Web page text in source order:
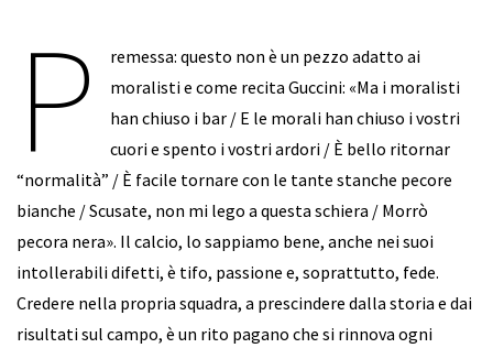
P
remessa: questo non è un pezzo adatto ai
moralisti e come recita Guccini: «Ma i moralisti
han chiuso i bar / E le morali han chiuso i vostri
cuori e spento i vostri ardori / È bello ritornar
“normalità” / È facile tornare con le tante stanche pecore
bianche / Scusate, non mi lego a questa schiera / Morrò
pecora nera». Il calcio, lo sappiamo bene, anche nei suoi
intollerabili difetti, è tifo, passione e, soprattutto, fede.
Credere nella propria squadra, a prescindere dalla storia e dai
risultati sul campo, è un rito pagano che si rinnova ogni